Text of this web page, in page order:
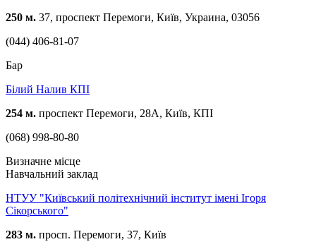
250 м. 37, проспект Перемоги, Київ, Украина, 03056
(044) 406-81-07
Бар
Білий Налив КПІ
254 м. проспект Перемоги, 28А, Київ, КПІ
(068) 998-80-80
Визначне місце
Навчальний заклад
НТУУ "Київський політехнічний інститут імені Ігоря
Сікорського"
283 м. просп. Перемоги, 37, Київ